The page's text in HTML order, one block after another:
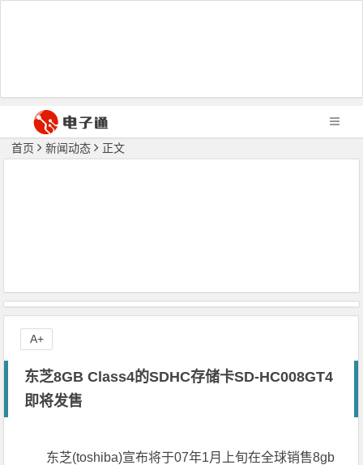
首页 新闻动态 正文
东芝8GB Class4的SDHC存储卡SD-HC008GT4
即将发售
东芝(toshiba)宣布将于07年1月上旬在全球销售8gb
A+